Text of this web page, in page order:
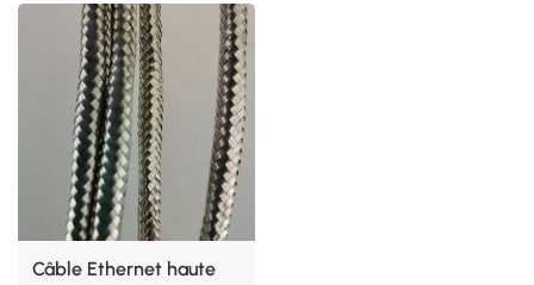
Câble Ethernet haute